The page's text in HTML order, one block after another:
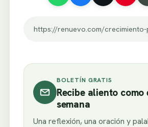
BOLETÍN GRATIS
Recibe aliento como
semana
Una reflexión, una oración y